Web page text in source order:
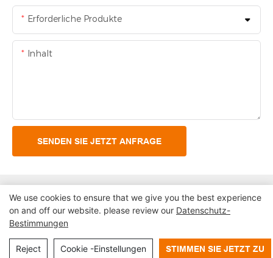
Erforderliche Produkte
Inhalt
SENDEN SIE JETZT ANFRAGE
Urheberrecht© 2024 Shenzhen Lean Kiosk Systems Co.,
LTD |Seitenverzeichnis Datenschutzerklärung
We use cookies to ensure that we give you the best experience
on and off our website. please review our Datenschutz-
Bestimmungen
Reject Cookie -Einstellungen STIMMEN SIE JETZT ZU